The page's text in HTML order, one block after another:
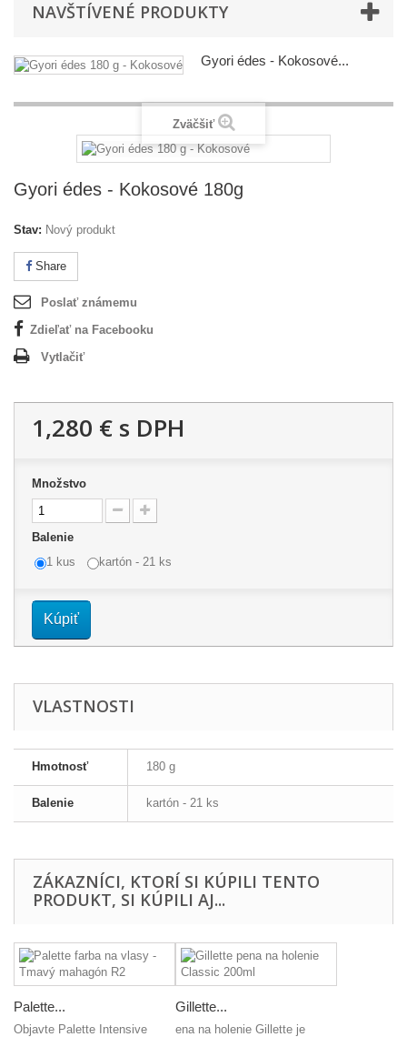
NAVŠTÍVENÉ PRODUKTY
Gyori édes - Kokosové...
Zväčšiť
Gyori édes - Kokosové 180g
Stav: Nový produkt
Share
Poslať známemu
Zdieľať na Facebooku
Vytlačiť
1,280 € s DPH
Množstvo
Balenie
1 kus
kartón - 21 ks
Kúpiť
VLASTNOSTI
Hmotnosť 180 g
Balenie kartón - 21 ks
ZÁKAZNÍCI, KTORÍ SI KÚPILI TENTO
PRODUKT, SI KÚPILI AJ...
Palette...
Objavte Palette Intensive
Gillette...
ena na holenie Gillette je